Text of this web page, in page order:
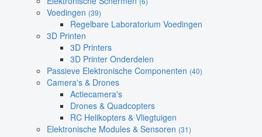
Voedingen (39)
Regelbare Laboratorium Voedingen
3D Printen
3D Printers
3D Printer Onderdelen
Passieve Elektronische Componenten (40)
Camera's & Drones
Actiecamera's
Drones & Quadcopters
RC Helikopters & Vliegtuigen
Elektronische Modules & Sensoren (31)